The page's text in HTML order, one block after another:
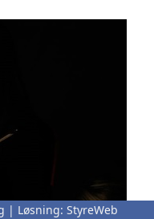
| Løsning: StyreWeb